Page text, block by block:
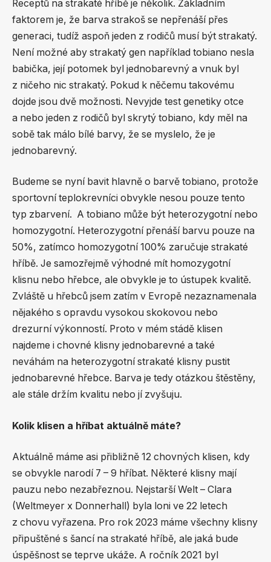
Receptů na strakaté hříbě je několik. Základním
faktorem je, že barva strakoš se nepřenáší přes
generaci, tudíž aspoň jeden z rodičů musí být strakatý.
Není možné aby strakatý gen například tobiano nesla
babička, její potomek byl jednobarevný a vnuk byl
z ničeho nic strakatý. Pokud k něčemu takovému
dojde jsou dvě možnosti. Nevyjde test genetiky otce
a nebo jeden z rodičů byl skrytý tobiano, kdy měl na
sobě tak málo bílé barvy, že se myslelo, že je
jednobarevný.
Budeme se nyní bavit hlavně o barvě tobiano, protože
sportovní teplokrevníci obvykle nesou pouze tento
typ zbarvení. A tobiano může být heterozygotní nebo
homozygotní. Heterozygotní přenáší barvu pouze na
50%, zatímco homozygotní 100% zaručuje strakaté
hříbě. Je samozřejmě výhodné mít homozygotní
klisnu nebo hřebce, ale obvykle je to ústupek kvalitě.
Zvláště u hřebců jsem zatím v Evropě nezaznamenala
nějakého s opravdu vysokou skokovou nebo
drezurní výkonností. Proto v mém stádě klisen
najdeme i chovné klisny jednobarevné a také
neváhám na heterozygotní strakaté klisny pustit
jednobarevné hřebce. Barva je tedy otázkou štěstěny,
ale stále držím kvalitu nebo jí zvyšuju.
Kolik klisen a hříbat aktuálně máte?
Aktuálně máme asi přibližně 12 chovných klisen, kdy
se obvykle narodí 7 – 9 hříbat. Některé klisny mají
pauzu nebo nezabřeznou. Nejstarší Welt – Clara
(Weltmeyer x Donnerhall) byla loni ve 22 letech
z chovu vyřazena. Pro rok 2023 máme všechny klisny
připuštěné s šancí na strakaté hříbě, ale jaká bude
úspěšnost se teprve ukáže. A ročník 2021 byl